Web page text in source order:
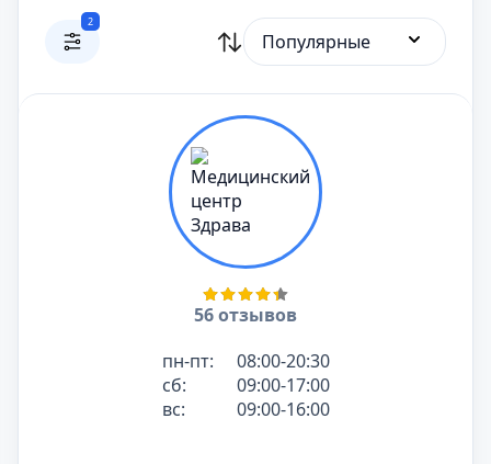
2
Популярные
56 отзывов
пн-пт:
08:00-20:30
сб:
09:00-17:00
вс:
09:00-16:00